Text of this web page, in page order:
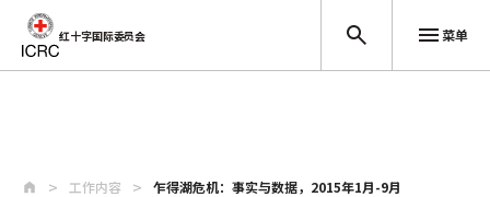
红十字国际委员会 菜单
工作内容 乍得湖危机：事实与数据，2015年1月-9月